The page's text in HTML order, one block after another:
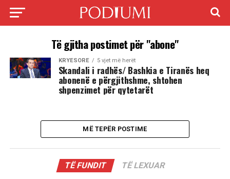
Të gjitha postimet për "abone"
KRYESORE 5 vjet më herët
Skandali i radhës/ Bashkia e Tiranës heq
abonenë e përgjithshme, shtohen
shpenzimet për qytetarët
MË TEPËR POSTIME
TË FUNDIT TË LEXUAR